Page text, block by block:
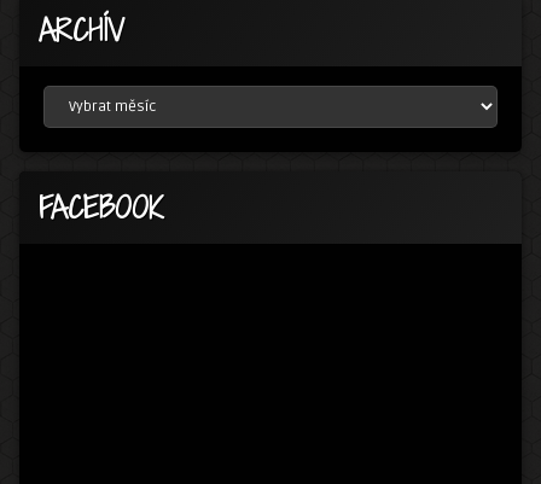
ARCHÍV
FACEBOOK